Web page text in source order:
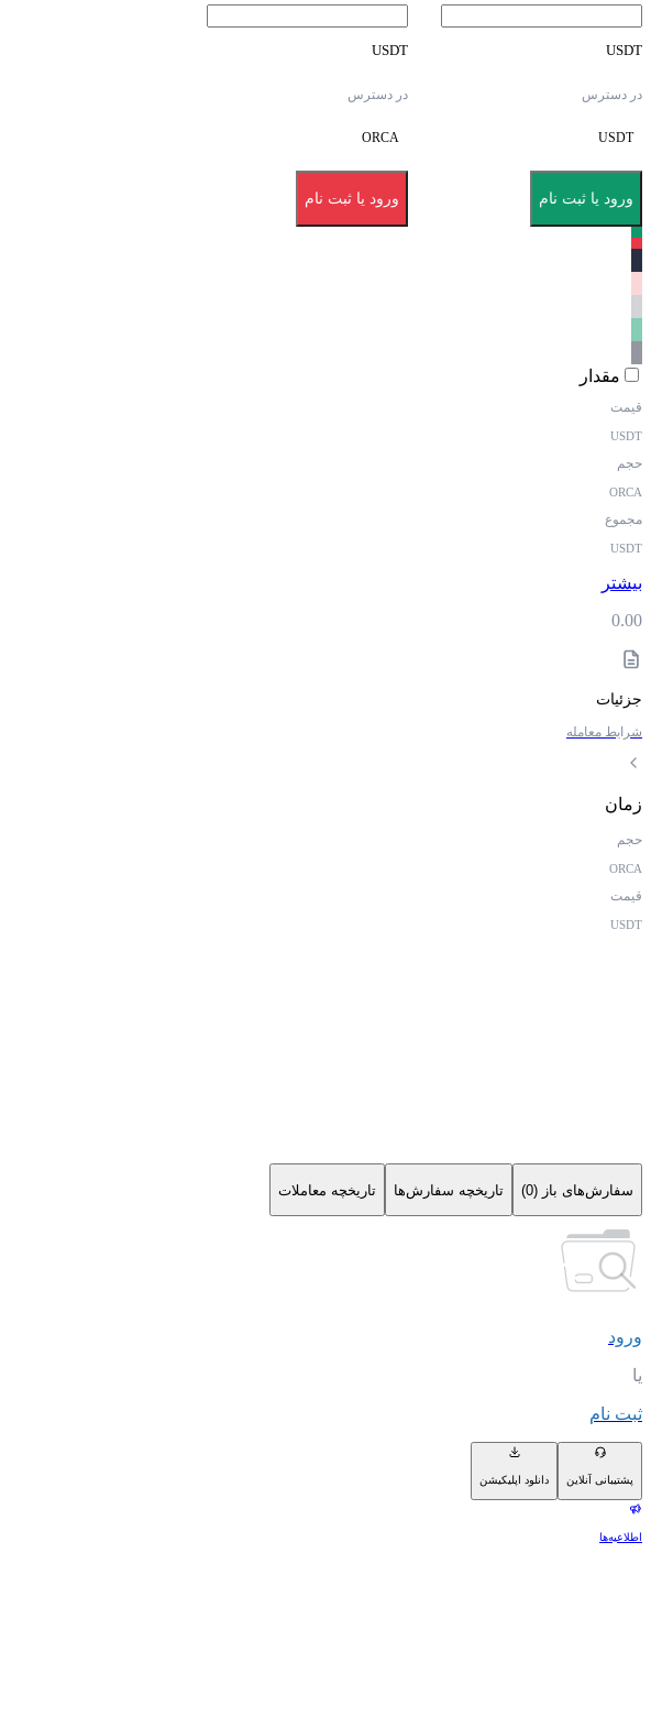
USDT
در دسترس
USDT
ورود یا ثبت نام
USDT
در دسترس
ORCA
ورود یا ثبت نام
مقدار
قیمت
USDT
حجم
ORCA
مجموع
USDT
بیشتر
0.00
جزئیات
شرایط معامله
زمان
حجم
ORCA
قیمت
USDT
سفارش‌های باز (0) تاریخچه سفارش‌ها تاریخچه معاملات
ورود
یا
ثبت نام
پشتیبانی آنلاین دانلود اپلیکیشن
اطلاعیه‌ها